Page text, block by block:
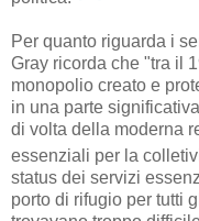
Per quanto riguarda i
Gray ricorda che "tra il
monopolio creato e
in una parte
di volta della moderna
essenziali per la
status dei servizi
porto di rifugio per tutti